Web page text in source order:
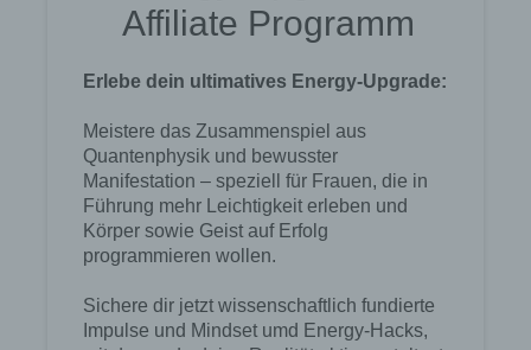
Name und Anschrift des für die Verarbeitung
Verantwortlichen
Grundverordnung, sonstiger in den Mitgliedstaaten
Datenschutzgesetze und anderer Bestimmungen
mit datenschutzrechtlichem Charakter ist die:
Lotse zum Erfolg
Andrea Rindle, Francisco Schnell
Prinzendamm 20